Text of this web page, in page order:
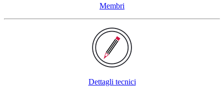
Membri
Dettagli tecnici